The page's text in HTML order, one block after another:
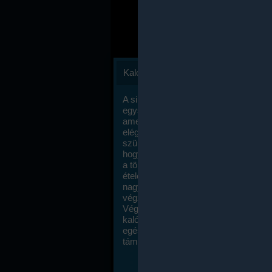
Kalóriaszámlálás
A sikeres fogyás titka valójában igen
egyszerű: égess több energiát, mint
amennyit beviszel. Természetesen
elég nagy fegyelemre és akaraterőre
szükség, de meglepődve fogod
hogy a kalóriaszámolás mennyire
a többi diétához képest. Itt nincsenek
ételek és a megengedett kalóriabevitelt
nagymértékben növelheted ha
végzel.
Végül, de nem utolsó sorban, a
kalóriaszámolás módszerét a legtöbb
egészségügyi szakorvos ajánlja és
támogatja.